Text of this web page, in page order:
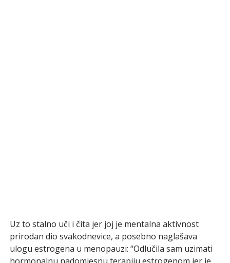
Uz to stalno uči i čita jer joj je mentalna aktivnost
prirodan dio svakodnevice, a posebno naglašava
ulogu estrogena u menopauzi: “Odlučila sam uzimati